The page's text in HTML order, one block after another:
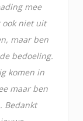
mee
ook niet uit
maar ben
bedoeling.
komen in
maar ben
Bedankt